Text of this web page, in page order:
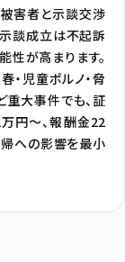
害者と示談交渉
談成立は不起訴
性が高まります。
・児童ポルノ・脅
重大事件でも、証
円〜、報酬金22
への影響を最小